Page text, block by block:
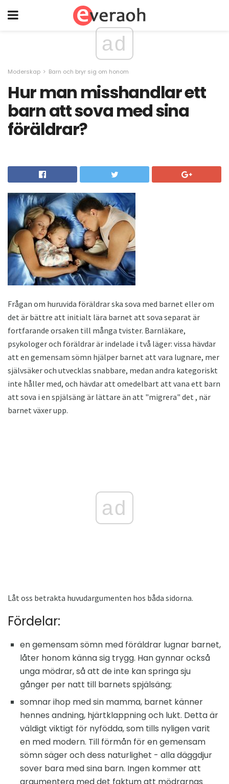
ad
Moderskap Barn och bryr sig om honom
Hur man misshandlar ett
barn att sova med sina
föräldrar?
Frågan om huruvida föräldrar ska sova med barnet eller om
det är bättre att initialt lära barnet att sova separat är
fortfarande orsaken till många tvister. Barnläkare,
psykologer och föräldrar är indelade i två läger: vissa hävdar
att en gemensam sömn hjälper barnet att vara lugnare, mer
självsäker och utvecklas snabbare, medan andra kategoriskt
inte håller med, och hävdar att omedelbart att vana ett barn
att sova i en spjälsäng är lättare än att "migrera" det , när
barnet växer upp.
ad
Låt oss betrakta huvudargumenten hos båda sidorna.
Fördelar:
en gemensam sömn med föräldrar lugnar barnet,
låter honom känna sig trygg. Han gynnar också
unga mödrar, så att de inte kan springa sju
gånger per natt till barnets spjälsäng;
somnar ihop med sin mamma, barnet känner
hennes andning, hjärtklappning och lukt. Detta är
väldigt viktigt för nyfödda, som tills nyligen varit
en med modern. Till förmån för en gemensam
sömn säger och dess naturlighet - alla däggdjur
sover bara med sina barn. Ingen kommer att
argumentera med det faktum att mödrarnas